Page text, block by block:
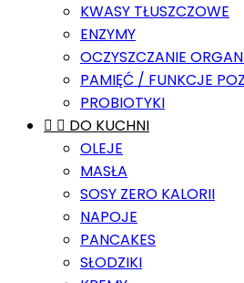
KWASY TŁUSZCZOWE
ENZYMY
OCZYSZCZANIE
PAMIĘĆ / FUNKCJE
PROBIOTYKI
  DO KUCHNI
OLEJE
MASŁA
SOSY ZERO KALORII
NAPOJE
PANCAKES
SŁODZIKI